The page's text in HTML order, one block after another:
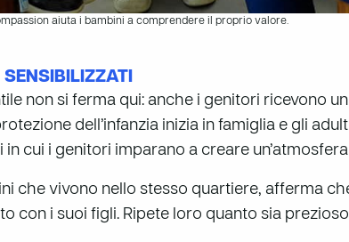
aiuta i bambini a comprendere il proprio valore.
non si ferma qui: anche i genitori ricevono
dell’infanzia inizia in famiglia e gli
cui i genitori imparano a creare
che vivono nello stesso quartiere, afferma
con i suoi figli. Ripete loro quanto sia